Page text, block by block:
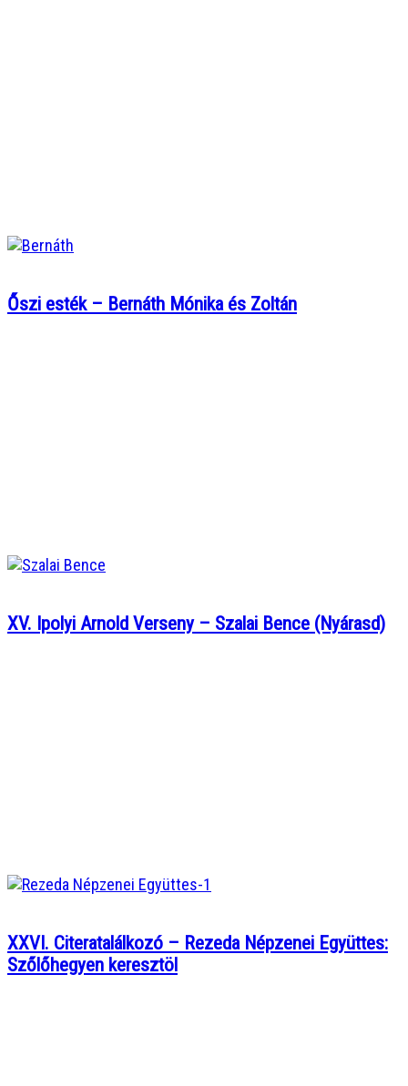
Őszi esték – Bernáth Mónika és Zoltán
XV. Ipolyi Arnold Verseny – Szalai Bence (Nyárasd)
XXVI. Citeratalálkozó – Rezeda Népzenei Együttes:
Szőlőhegyen keresztöl